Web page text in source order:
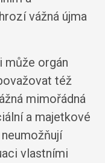
vážná újma
může orgán
též
mimořádná
a majetkové
vlastními